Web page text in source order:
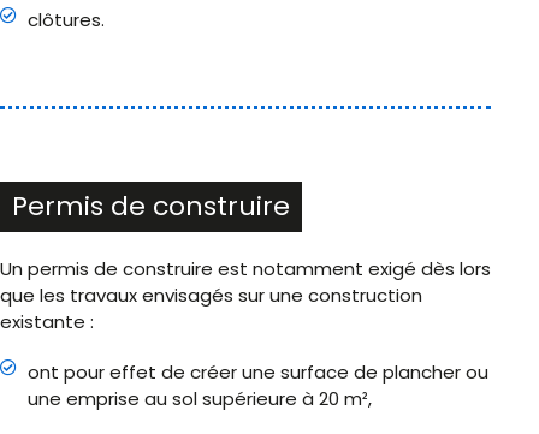
clôtures.
Permis de construire
Un permis de construire est notamment exigé dès lors
que les travaux envisagés sur une construction
existante :
ont pour effet de créer une surface de plancher ou
une emprise au sol supérieure à 20 m²,